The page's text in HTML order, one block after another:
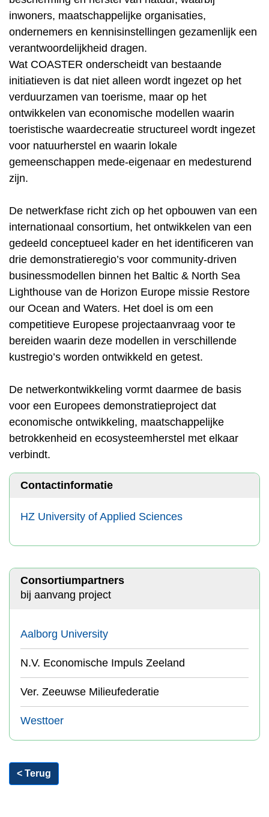
inwoners, maatschappelijke organisaties,
ondernemers en kennisinstellingen gezamenlijk een
verantwoordelijkheid dragen.
Wat COASTER onderscheidt van bestaande
initiatieven is dat niet alleen wordt ingezet op het
verduurzamen van toerisme, maar op het
ontwikkelen van economische modellen waarin
toeristische waardecreatie structureel wordt ingezet
voor natuurherstel en waarin lokale
gemeenschappen mede-eigenaar en medesturend
zijn.
De netwerkfase richt zich op het opbouwen van een
internationaal consortium, het ontwikkelen van een
gedeeld conceptueel kader en het identificeren van
drie demonstratieregio’s voor community-driven
businessmodellen binnen het Baltic & North Sea
Lighthouse van de Horizon Europe missie Restore
our Ocean and Waters. Het doel is om een
competitieve Europese projectaanvraag voor te
bereiden waarin deze modellen in verschillende
kustregio’s worden ontwikkeld en getest.
De netwerkontwikkeling vormt daarmee de basis
voor een Europees demonstratieproject dat
economische ontwikkeling, maatschappelijke
betrokkenheid en ecosysteemherstel met elkaar
verbindt.
Contactinformatie
HZ University of Applied Sciences
Consortiumpartners
bij aanvang project
Aalborg University
N.V. Economische Impuls Zeeland
Ver. Zeeuwse Milieufederatie
Westtoer
< Terug